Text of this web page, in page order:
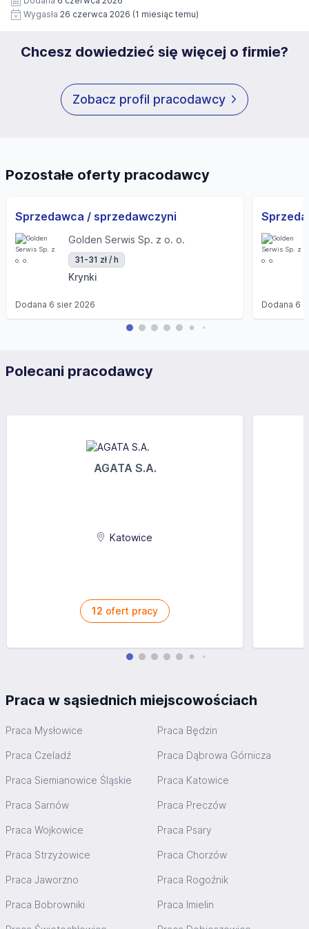
Wygasła 26 czerwca 2026 (1 miesiąc temu)
Chcesz dowiedzieć się więcej o firmie?
Zobacz profil pracodawcy
Pozostałe oferty pracodawcy
Sprzedawca / sprzedawczyni
Golden Serwis Sp. z o. o.
31-31 zł / h
Krynki
Dodana 6 sier 2026 Dodana 6
Polecani pracodawcy
AGATA S.A.
Katowice
12 ofert pracy
Praca w sąsiednich miejscowościach
Praca Mysłowice Praca Będzin
Praca Czeladź Praca Dąbrowa Górnicza
Praca Siemianowice Śląskie Praca Katowice
Praca Sarnów Praca Preczów
Praca Wojkowice Praca Psary
Praca Strzyżowice Praca Chorzów
Praca Jaworzno Praca Rogoźnik
Praca Bobrowniki Praca Imielin